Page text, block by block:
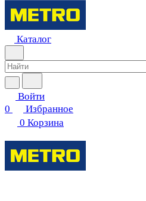
Каталог
Войти
0
Избранное
0 Корзина